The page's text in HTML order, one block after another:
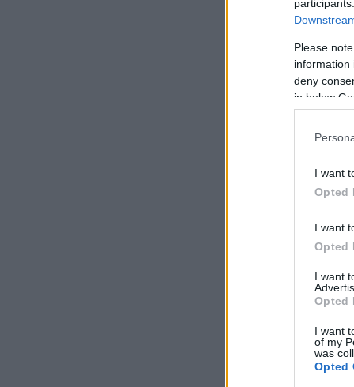
Please
information
deny
in below
I want
Opted
I want
Opted
I want
Opted
I want
of my
was
Opted